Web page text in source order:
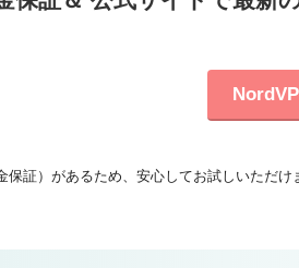
保証）があるため、安心してお試しいただけ